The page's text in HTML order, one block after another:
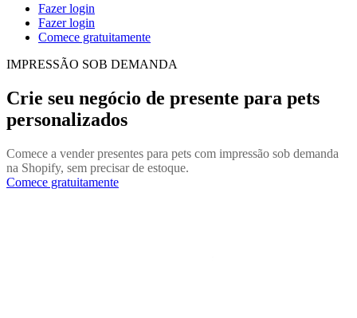
Fazer login
Fazer login
Comece gratuitamente
IMPRESSÃO SOB DEMANDA
Crie seu negócio de presente para pets
personalizados
Comece a vender presentes para pets com impressão sob demanda
na Shopify, sem precisar de estoque.
Comece gratuitamente